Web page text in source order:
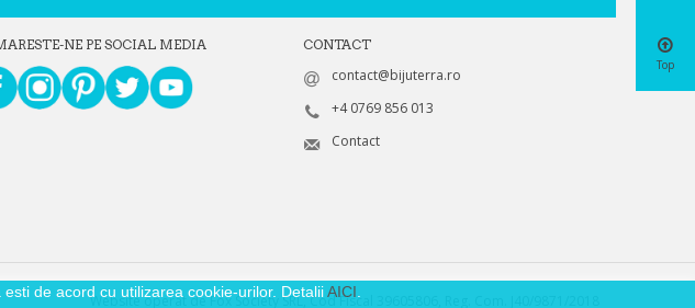
NE PE SOCIAL MEDIA CONTACT
contact@bijuterra.ro
+4 0769 856 013
Contact
de acord cu utilizarea cookie-urilor. DetaliiAICI
Website operat de Fox Society SRL, Cod Fiscal 39605806, Reg. Com. J40/9871/2018
Top